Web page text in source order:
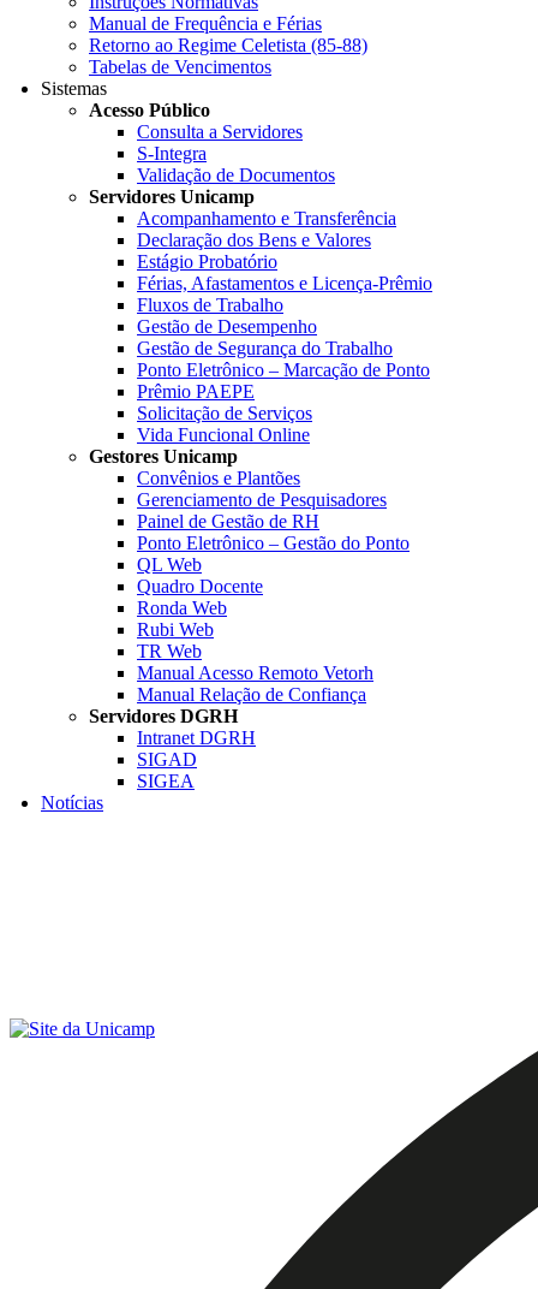
Manual de Frequência e Férias
Retorno ao Regime Celetista (85-88)
Tabelas de Vencimentos
Sistemas
Acesso Público
Consulta a Servidores
S-Integra
Validação de Documentos
Servidores Unicamp
Acompanhamento e Transferência
Declaração dos Bens e Valores
Estágio Probatório
Férias, Afastamentos e Licença-Prêmio
Fluxos de Trabalho
Gestão de Desempenho
Gestão de Segurança do Trabalho
Ponto Eletrônico – Marcação de Ponto
Prêmio PAEPE
Solicitação de Serviços
Vida Funcional Online
Gestores Unicamp
Convênios e Plantões
Gerenciamento de Pesquisadores
Painel de Gestão de RH
Ponto Eletrônico – Gestão do Ponto
QL Web
Quadro Docente
Ronda Web
Rubi Web
TR Web
Manual Acesso Remoto Vetorh
Manual Relação de Confiança
Servidores DGRH
Intranet DGRH
SIGAD
SIGEA
Notícias